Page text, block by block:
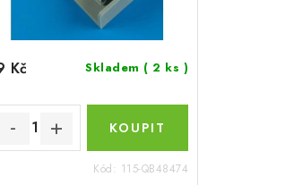
Kč Skladem ( 2 ks )
Kód: 115-QB48474